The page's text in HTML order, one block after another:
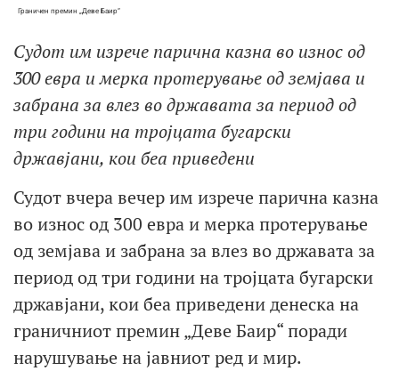
Граничен премин „Деве Баир“
Судот им изрече парична казна во износ од
300 евра и мерка протерување од земјава и
забрана за влез во државата за период од
три години на тројцата бугарски
државјани, кои беа приведени
Судот вчера вечер им изрече парична казна
во износ од 300 евра и мерка протерување
од земјава и забрана за влез во државата за
период од три години на тројцата бугарски
државјани, кои беа приведени денеска на
граничниот премин „Деве Баир“ поради
нарушување на јавниот ред и мир.